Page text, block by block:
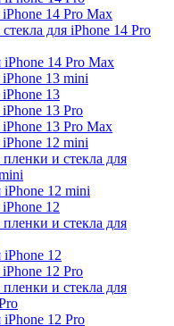
14 Pro Max
для iPhone 14 Pro
14 Pro Max
13 mini
13
13 Pro
13 Pro Max
12 mini
и стекла для
12 mini
12
и стекла для
12
12 Pro
и стекла для
12 Pro